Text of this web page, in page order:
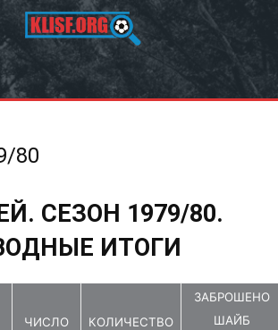
80
СЕЗОН 1979/80.
ИТОГИ
ЧИСЛО
КОЛИЧЕСТВО
ЗАБРОШЕНО
ШАЙБ